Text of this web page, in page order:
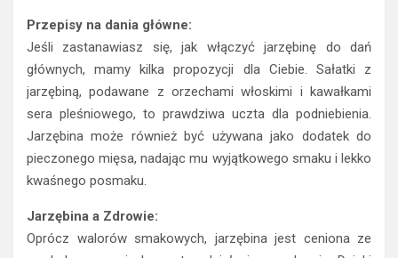
Przepisy na dania główne:
Jeśli zastanawiasz się, jak włączyć jarzębinę do dań
głównych, mamy kilka propozycji dla Ciebie. Sałatki z
jarzębiną, podawane z orzechami włoskimi i kawałkami
sera pleśniowego, to prawdziwa uczta dla podniebienia.
Jarzębina może również być używana jako dodatek do
pieczonego mięsa, nadając mu wyjątkowego smaku i lekko
kwaśnego posmaku.
Jarzębina a Zdrowie:
Oprócz walorów smakowych, jarzębina jest ceniona ze